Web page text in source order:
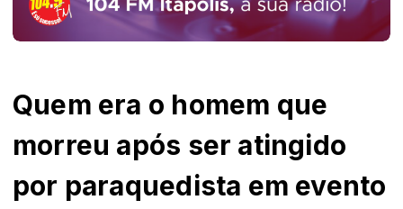
Quem era o homem que
morreu após ser atingido
por paraquedista em evento